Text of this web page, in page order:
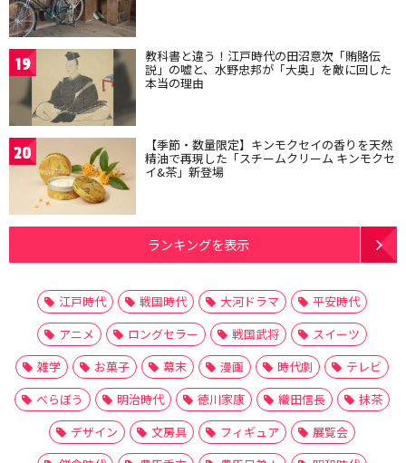
19 教科書と違う！江戸時代の田沼意次「賄賂伝
説」の嘘と、水野忠邦が「大奥」を敵に回した
本当の理由
20 【季節・数量限定】キンモクセイの香りを天然
精油で再現した「スチームクリーム キンモクセ
イ&茶」新登場
ランキングを表示
江戸時代 戦国時代 大河ドラマ
平安時代
アニメ
ロングセラー 戦国武将
スイーツ
雑学
お菓子 幕末 漫画 時代劇
テレビ
べらぼう
明治時代 徳川家康 織田信長
抹茶
デザイン
文房具 フィギュア
展覧会